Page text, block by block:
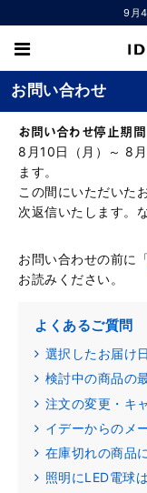
9月
お問い合わせ
お問い合わせ停止期
8月10日（月）～ 8
ます。
この間にいただいた
次返信いたします。
お問い合わせの前に
お読みください。
よくあるご質問
選択したお届け
検討中の商品の
注文の変更・キ
イデーからのメ
在庫切れの商品
照明にLED電球